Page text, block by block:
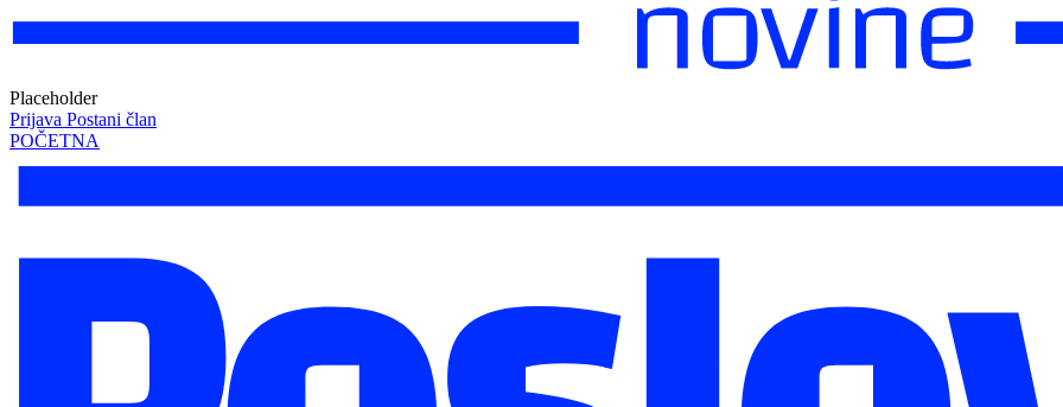
Placeholder
Prijava Postani član
POČETNA